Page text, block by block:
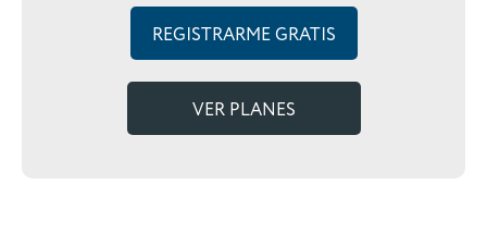
REGISTRARME GRATIS
VER PLANES